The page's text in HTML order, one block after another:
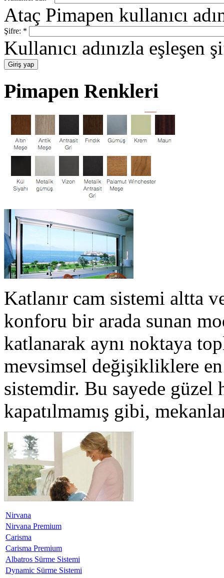
Ataç Pimapen kullanıcı
Şifre: *
Kullanıcı adınızla
Pimapen Renkleri
Katlanır cam sistemi altta
konforu bir arada sunan
katlanarak aynı noktaya
mevsimsel değişikliklere
sistemdir. Bu sayede güzel
kapatılmamış gibi,
Nirvana
Nirvana Premium
Carisma
Carisma Premium
Albatros Sürme Sistemi
Dynamic Sürme Sistemi